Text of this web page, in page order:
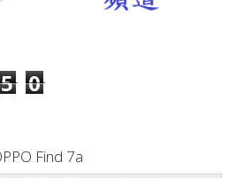
5 0
Find 7a